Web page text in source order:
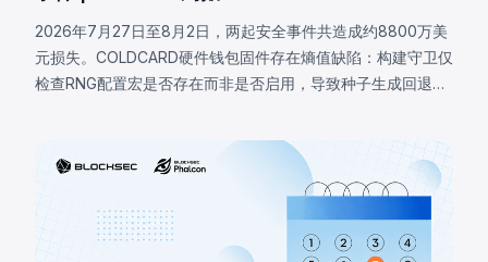
2026年7月27日至8月2日，两起安全事件共造成约8800万美
元损失。COLDCARD硬件钱包固件存在熵值缺陷：构建守卫仅
检查RNG配置宏是否存在而非是否启用，导致种子生成回退至
辑漏洞损失约57.8万美元，攻击者触发特权函数`recycle()`，
从PancakeSwap V2池提取LULA并重置储备，耗尽流动性。